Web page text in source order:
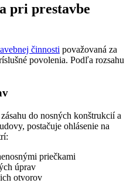
pri prestavbe
činnosti považovaná za
povolenia. Podľa rozsahu
do nosných konštrukcií a
postačuje ohlásenie na
priečkami
úprav
otvorov